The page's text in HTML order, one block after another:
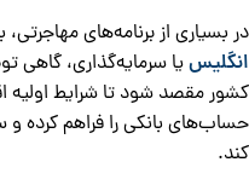
در بسیاری از برنامه‌های مهاجرتی،
انگلیسیا سرمایه‌گذاری، گاهی
کشور مقصد شود تا شرایط اولیه
حساب‌های بانکی را فراهم کرده
کند.